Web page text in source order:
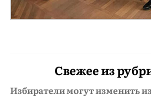
Свежее из
Избиратели могут изменить